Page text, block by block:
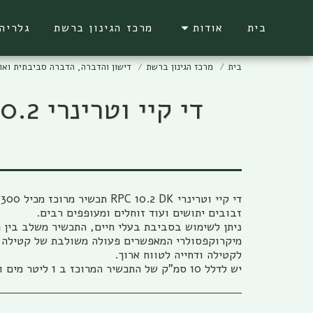
בית אודות מרכז הגינון ברשת גלריה
בית מרכז הגינון ברשת דישון והדברה, הדברה סביבתית
ניתן לשימוש בסביבת בעלי חיים, התכשיר משלב
מיקרוקפסולרי המאפשרים פעולה משולבת של
יש לדלל 10 סמ"ק של התכשיר המרוכז ב 1 ליטר מים ולרסס.